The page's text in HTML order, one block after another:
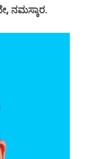
ನಮಸ್ಕಾರ.